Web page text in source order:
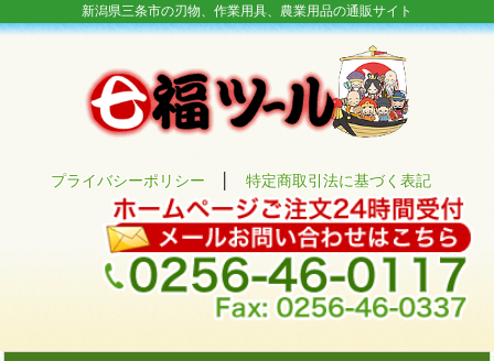
新潟県三条市の刃物、作業用具、農業用品の通販サイト
プライバシーポリシー │特定商取引法に基づく表記